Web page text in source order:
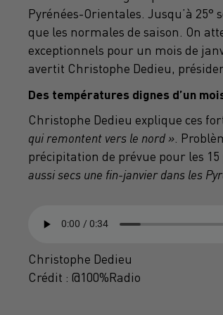
Pyrénées-Orientales. Jusqu’à
que les normales de saison. On
exceptionnels pour un mois de
avertit Christophe Dedieu,
Des températures dignes d’un
Christophe Dedieu explique ces
qui remontent vers le nord » .
précipitation de prévue pour les
aussi secs une fin-janvier dans les
Christophe Dedieu
Crédit : @100%Radio